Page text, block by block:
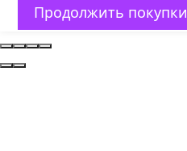
Продолжить покупки